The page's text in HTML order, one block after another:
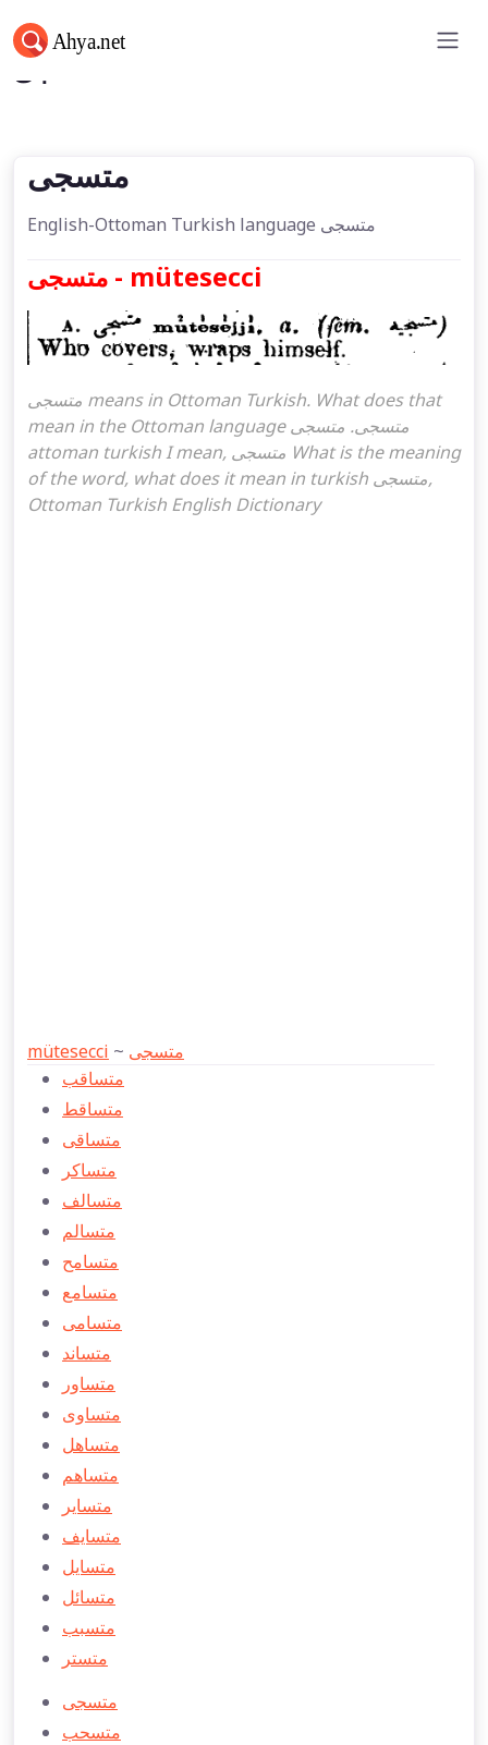
متسجی
متسجی
English-Ottoman Turkish language متسجی
متسجی - mütesecci
متسجی means in Ottoman Turkish. What does that
mean in the Ottoman language متسجی. متسجی
attoman turkish I mean, متسجی What is the meaning
of the word, what does it mean in turkish متسجی,
Ottoman Turkish English Dictionary
mütesecci ~ متسجی
متساقب
متساقط
متساقی
متساكر
متسالف
متسالم
متسامح
متسامع
متسامی
متساند
متساور
متساوی
متساهل
متساهم
متساير
متسايف
متسايل
متسائل
متسبب
متستر
متسجی
متسحب